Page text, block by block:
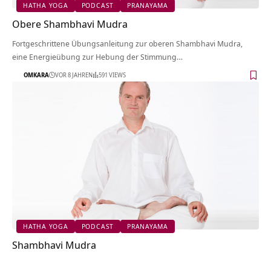
HATHA YOGA PODCAST PRANAYAMA
Obere Shambhavi Mudra
Fortgeschrittene Übungsanleitung zur oberen Shambhavi Mudra,
eine Energieübung zur Hebung der Stimmung…
OMKARA VOR 8 JAHREN 591 VIEWS
HATHA YOGA PODCAST PRANAYAMA
Shambhavi Mudra